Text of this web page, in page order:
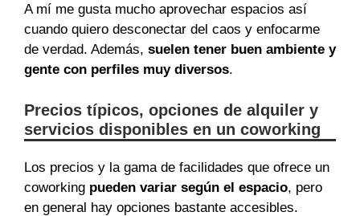
A mí me gusta mucho aprovechar espacios así
cuando quiero desconectar del caos y enfocarme
de verdad. Además, suelen tener buen ambiente y
gente con perfiles muy diversos.
Precios típicos, opciones de alquiler y
servicios disponibles en un coworking
Los precios y la gama de facilidades que ofrece un
coworking pueden variar según el espacio, pero
en general hay opciones bastante accesibles.